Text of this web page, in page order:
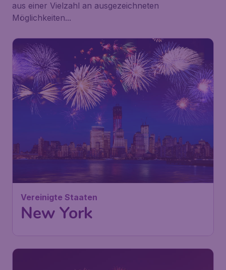
aus einer Vielzahl an ausgezeichneten
Möglichkeiten...
Vereinigte Staaten
New York